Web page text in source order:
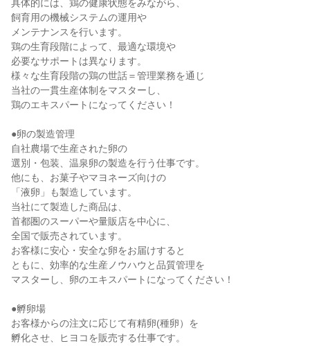
具体的には、鶏の健康状態をみながら、
飼育用の機械システムの運用や
メンテナンスを行います。
鶏の生育段階によって、最適な環境や
必要なサポートは異なります。
様々な生育段階の鶏の世話＝管理業務を通じ
当社の一貫生産体制をマスターし、
鶏のエキスパートになってください！
●卵の製造管理
自社農場で生産された卵の
選別・包装、温泉卵の製造を行う仕事です。
他にも、お菓子やマヨネーズ向けの
「液卵」も製造しています。
当社にて製造した商品は、
首都圏のスーパーや量販店を中心に、
全国で販売されています。
お客様に安心・安全な卵をお届けすると
ともに、効率的な生産ノウハウと品質管理を
マスターし、卵のエキスパートになってください！
●孵卵場
お客様からの注文に応じて有精卵(種卵）を
孵化させ、ヒヨコを販売する仕事です。